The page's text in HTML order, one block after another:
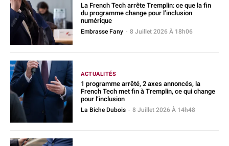
La French Tech arrête Tremplin: ce que la fin
du programme change pour l’inclusion
numérique
Embrasse Fany - 8 Juillet 2026 À 18h06
ACTUALITÉS
1 programme arrêté, 2 axes annoncés, la
French Tech met fin à Tremplin, ce qui change
pour l’inclusion
La Biche Dubois - 8 Juillet 2026 À 14h48